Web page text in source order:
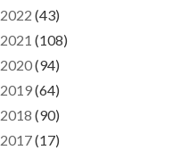
2022 (43)
2021 (108)
2020(94)
2019(64)
2018 (90)
2017(17)